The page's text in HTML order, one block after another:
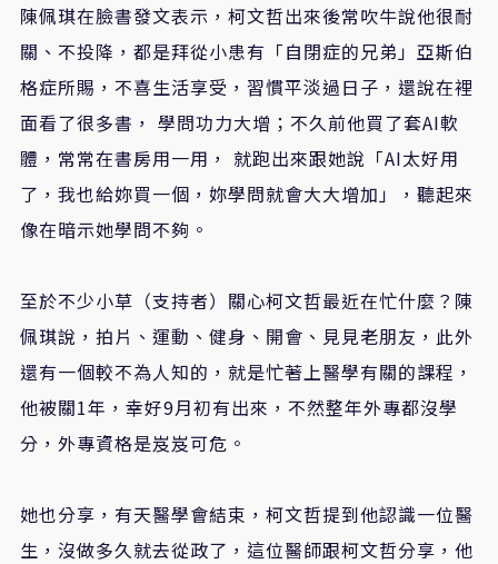
陳佩琪在臉書發文表示，柯文哲出來後常吹牛說他很耐
關、不投降，都是拜從小患有「自閉症的兄弟」亞斯伯
格症所賜，不喜生活享受，習慣平淡過日子，還說在裡
面看了很多書， 學問功力大增；不久前他買了套AI軟
體，常常在書房用一用， 就跑出來跟她說「AI太好用
了，我也給妳買一個，妳學問就會大大增加」，聽起來
像在暗示她學問不夠。
至於不少小草（支持者）關心柯文哲最近在忙什麼？陳
佩琪說，拍片、運動、健身、開會、見見老朋友，此外
還有一個較不為人知的，就是忙著上醫學有關的課程，
他被關1年，幸好9月初有出來，不然整年外專都沒學
分，外專資格是岌岌可危。
她也分享，有天醫學會結束，柯文哲提到他認識一位醫
生，沒做多久就去從政了，這位醫師跟柯文哲分享，他